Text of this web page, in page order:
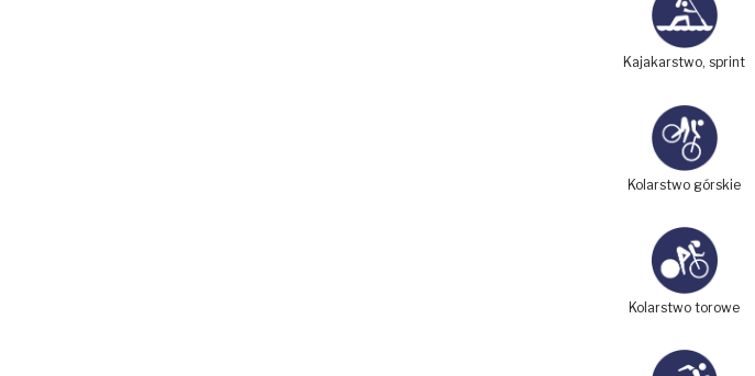
Kajakarstwo, sprint
Kolarstwo górskie
Kolarstwo torowe